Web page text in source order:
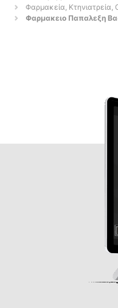
Φαρμακεία, Κτηνιατρεία,
Φαρμακειο Παπαλεξη